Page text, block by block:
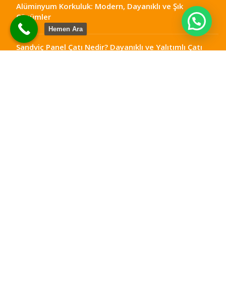
Alüminyum Korkuluk: Modern, Dayanıklı ve Şık
Çözümler
Sandviç Panel Çatı Nedir? Dayanıklı ve Yalıtımlı Çatı
Hemen Ara